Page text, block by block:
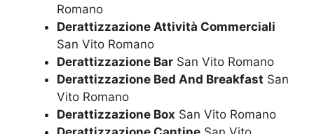
Romano
Derattizzazione Attività Commerciali
San Vito Romano
Derattizzazione Bar San Vito Romano
Derattizzazione Bed And Breakfast San
Vito Romano
Derattizzazione Box San Vito Romano